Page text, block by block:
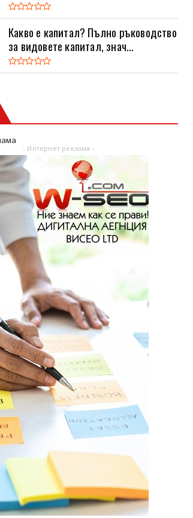
Какво е капитал? Пълно ръководство
за видовете капитал, знач...
- Интернет реклама -